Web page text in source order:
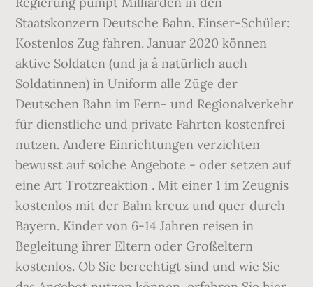
Staatskonzern Deutsche Bahn. Einser-Schüler:
Kostenlos Zug fahren. Januar 2020 können
aktive Soldaten (und ja â natürlich auch
Soldatinnen) in Uniform alle Züge der
Deutschen Bahn im Fern- und Regionalverkehr
für dienstliche und private Fahrten kostenfrei
nutzen. Andere Einrichtungen verzichten
bewusst auf solche Angebote - oder setzen auf
eine Art Trotzreaktion . Mit einer 1 im Zeugnis
kostenlos mit der Bahn kreuz und quer durch
Bayern. Kinder von 6-14 Jahren reisen in
Begleitung ihrer Eltern oder Großeltern
kostenlos. Ob Sie berechtigt sind und wie Sie